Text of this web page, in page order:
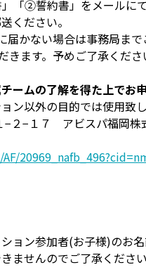
「②誓約書」をメールにて
ください。
かない場合は事務局まで
ます。予めご了承くださ
ムの了解を得た上でお申
以外の目的では使用致し
２−１７ アビスパ福岡
ン参加者(お子様)のお名
ませんのでご了承ください